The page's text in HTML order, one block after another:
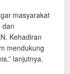
masyarakat
dan
Kehadiran
mendukung
lanjutnya.